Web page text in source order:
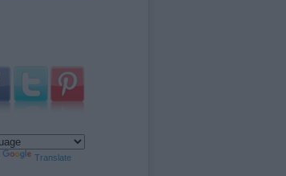
Translate